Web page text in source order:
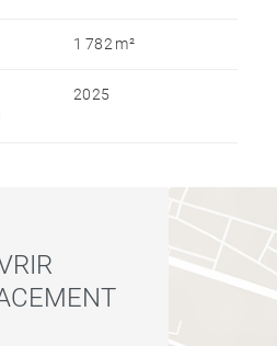
1 782 m²
2025